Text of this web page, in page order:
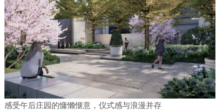
感受午后庄园的慵懒惬意，仪式感与浪漫并存